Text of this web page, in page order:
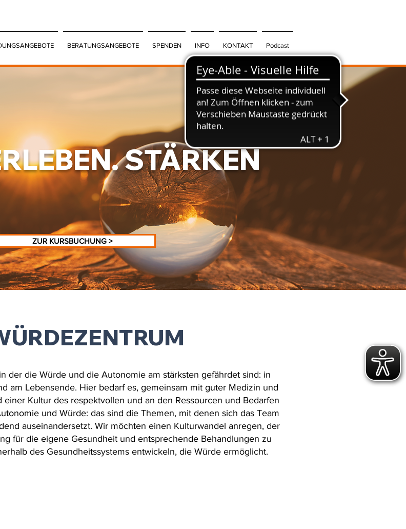
BERATUNGSANGEBOTE SPENDEN INFO KONTAKT Podcast
STÄRKEN
ZUR KURSBUCHUNG >
der die Würde und die Autonomie am stärksten gefährdet sind: in
am Lebensende. Hier bedarf es, gemeinsam mit guter Medizin und
Kultur des respektvollen und an den Ressourcen und Bedarfen
und Würde: das sind die Themen, mit denen sich das Team
auseinandersetzt. Wir möchten einen Kulturwandel anregen, der
für die eigene Gesundheit und entsprechende Behandlungen zu
des Gesundheitssystems entwickeln, die Würde ermöglicht.